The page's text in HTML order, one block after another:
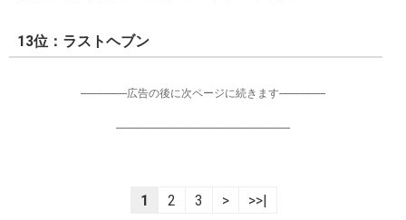
13位：ラストヘブン
-----------------広告の後に次ページに続きます-----------------
----------------------------------------------------------------
1 2 3 > >>|